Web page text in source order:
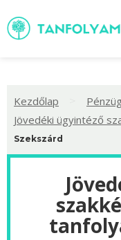
Kezdőlap
Jövedéki ügyintéző
Szekszárd